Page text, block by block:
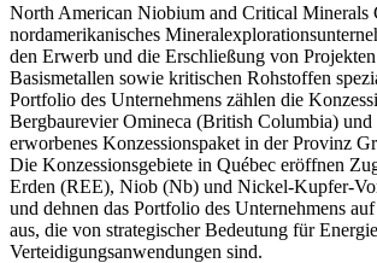
North American Niobium and Critical Minerals
nordamerikanisches
den Erwerb und die Erschließung von
Basismetallen sowie kritischen Rohstoffen
Portfolio des Unternehmens zählen die
Bergbaurevier Omineca (British Columbia)
erworbenes Konzessionspaket in der Provinz
Die Konzessionsgebiete in Québec eröffnen
Erden (REE), Niob (Nb) und Nickel-Kupfer-
und dehnen das Portfolio des Unternehmens
aus, die von strategischer Bedeutung für
Verteidigungsanwendungen sind.